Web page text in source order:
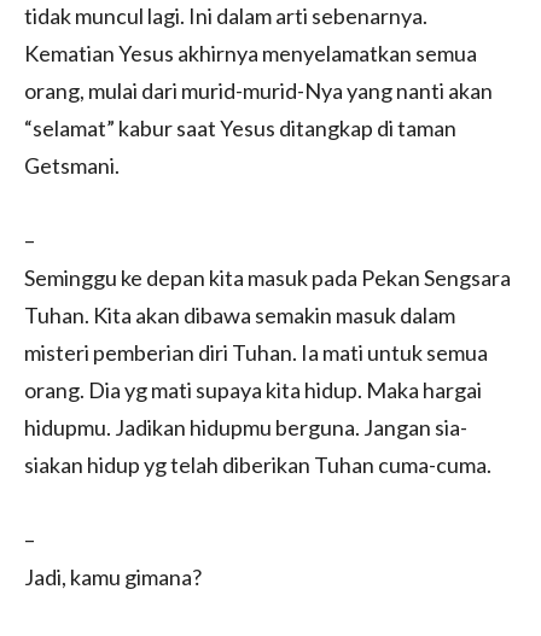
tidak muncul lagi. Ini dalam arti sebenarnya.
Kematian Yesus akhirnya menyelamatkan semua
orang, mulai dari murid-murid-Nya yang nanti akan
“selamat” kabur saat Yesus ditangkap di taman
Getsmani.
–
Seminggu ke depan kita masuk pada Pekan Sengsara
Tuhan. Kita akan dibawa semakin masuk dalam
misteri pemberian diri Tuhan. Ia mati untuk semua
orang. Dia yg mati supaya kita hidup. Maka hargai
hidupmu. Jadikan hidupmu berguna. Jangan sia-
siakan hidup yg telah diberikan Tuhan cuma-cuma.
–
Jadi, kamu gimana?